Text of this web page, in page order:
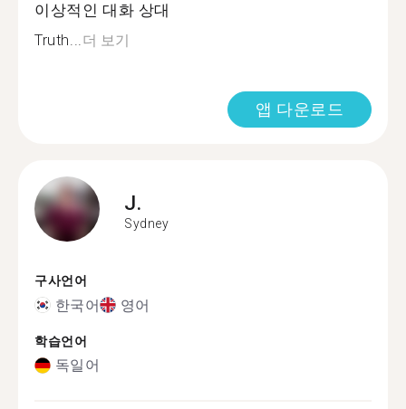
이상적인 대화 상대
Truth...더 보기
앱 다운로드
J.
Sydney
구사언어
한국어 영어
학습언어
독일어